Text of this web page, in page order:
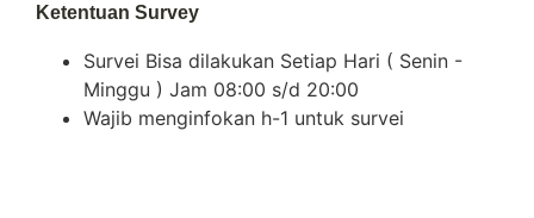
Ketentuan Survey
Survei Bisa dilakukan Setiap Hari ( Senin -
Minggu ) Jam 08:00 s/d 20:00
Wajib menginfokan h-1 untuk survei